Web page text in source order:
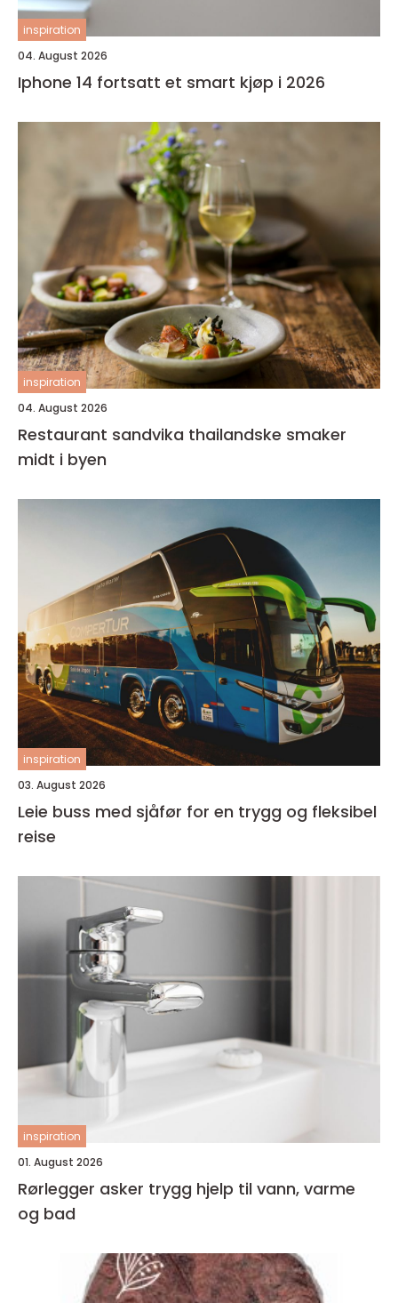
inspiration
04. August 2026
Iphone 14 fortsatt et smart kjøp i 2026
inspiration
04. August 2026
Restaurant sandvika thailandske smaker
midt i byen
inspiration
03. August 2026
Leie buss med sjåfør for en trygg og fleksibel
reise
inspiration
01. August 2026
Rørlegger asker trygg hjelp til vann, varme
og bad